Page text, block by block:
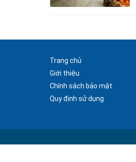
Trang chủ
Giới thiệu
Chính sách bảo mật
Quy định sử dụng